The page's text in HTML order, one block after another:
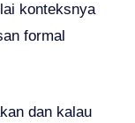
konteksnya
formal
dan kalau